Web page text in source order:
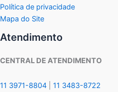
Política de privacidade
Mapa do Site
Atendimento
CENTRAL DE ATENDIMENTO
11 3971-8804
11 3483-8722